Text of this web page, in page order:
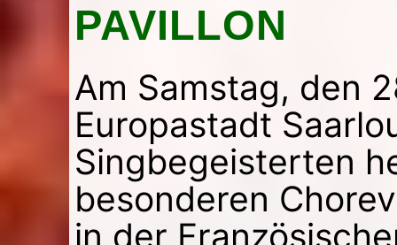
PAVILLON
Am Samstag, den
Europastadt
Singbegeisterten
besonderen
in der